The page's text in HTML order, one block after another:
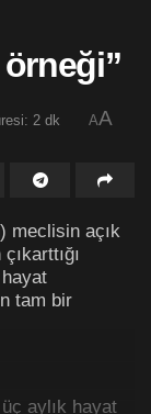
2 dk AA
meclisin açık
tam bir
aylık hayat